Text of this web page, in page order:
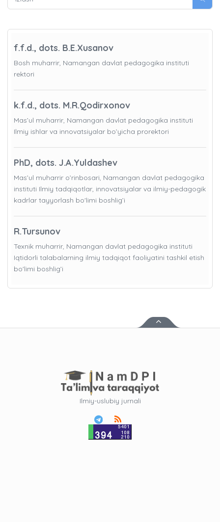
f.f.d., dots. B.E.Xusanov
Bosh muharrir, Namangan davlat pedagogika instituti
rektori
k.f.d., dots. M.R.Qodirxonov
Mas’ul muharrir, Namangan davlat pedagogika instituti
Ilmiy ishlar va innovatsiyalar bo’yicha prorektori
PhD, dots. J.A.Yuldashev
Mas’ul muharrir o’rinbosari, Namangan davlat pedagogika
instituti Ilmiy tadqiqotlar, innovatsiyalar va ilmiy-pedagogik
kadrlar tayyorlash bo'limi boshlig’i
R.Tursunov
Texnik muharrir, Namangan davlat pedagogika instituti
Iqtidorli talabalarning ilmiy tadqiqot faoliyatini tashkil etish
bo'limi boshlig’i
Ilmiy-uslubiy jurnali